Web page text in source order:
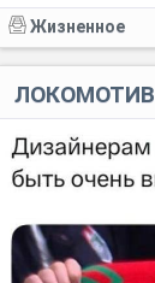
Жизненное
ЛОКОМОТИВ